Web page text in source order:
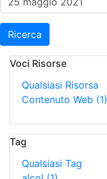
Ricerca
Voci Risorse
Qualsiasi Risorsa
Contenuto Web (1)
Tag
Qualsiasi Tag